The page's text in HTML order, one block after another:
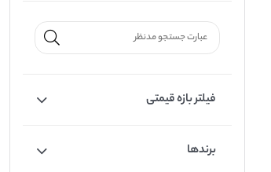
فیلتر بازه قیمتی
برندها